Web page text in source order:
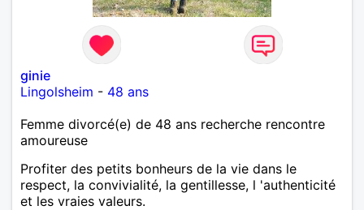
ginie
Lingolsheim - 48 ans
Femme divorcé(e) de 48 ans recherche rencontre
amoureuse
Profiter des petits bonheurs de la vie dans le
respect, la convivialité, la gentillesse, l 'authenticité
et les vraies valeurs.